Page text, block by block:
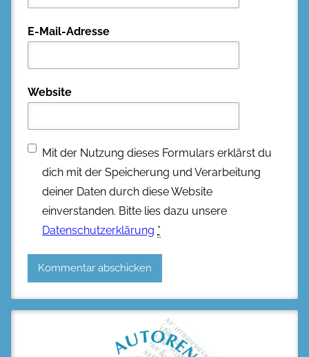
E-Mail-Adresse
Website
Mit der Nutzung dieses Formulars erklärst du
dich mit der Speicherung und Verarbeitung
deiner Daten durch diese Website
einverstanden. Bitte lies dazu unsere
Datenschutzerklärung *